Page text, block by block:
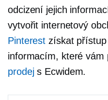
odcizení jejich
vytvořit internetový
Pinterest získat
informacím, které vám
prodejs Ecwidem.